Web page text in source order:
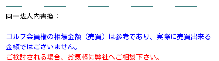
同一法人内書換：
ゴルフ会員権の相場金額（売買）は参考であり、実際に売買出来る
金額ではございません。
ご検討される場合、お気軽に弊社へご相談下さい。